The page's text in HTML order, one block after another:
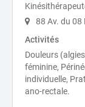
88 Av. du
Activités
Douleurs
féminine,
individuelle,
ano-rectale.